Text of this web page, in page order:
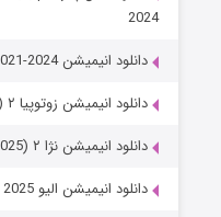
2024
دانلود انیمیشن Star Wars: The Bad Batch 2021-2024
دانلود انیمیشن زوتوپیا ۲ Zootopia 2 (2025)
دانلود انیمیشن نژا ۲ Ne Zha 2 (2025)
دانلود انیمیشن الیو Elio 2025